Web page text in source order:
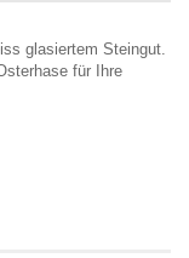
glasiertem Steingut.
für Ihre